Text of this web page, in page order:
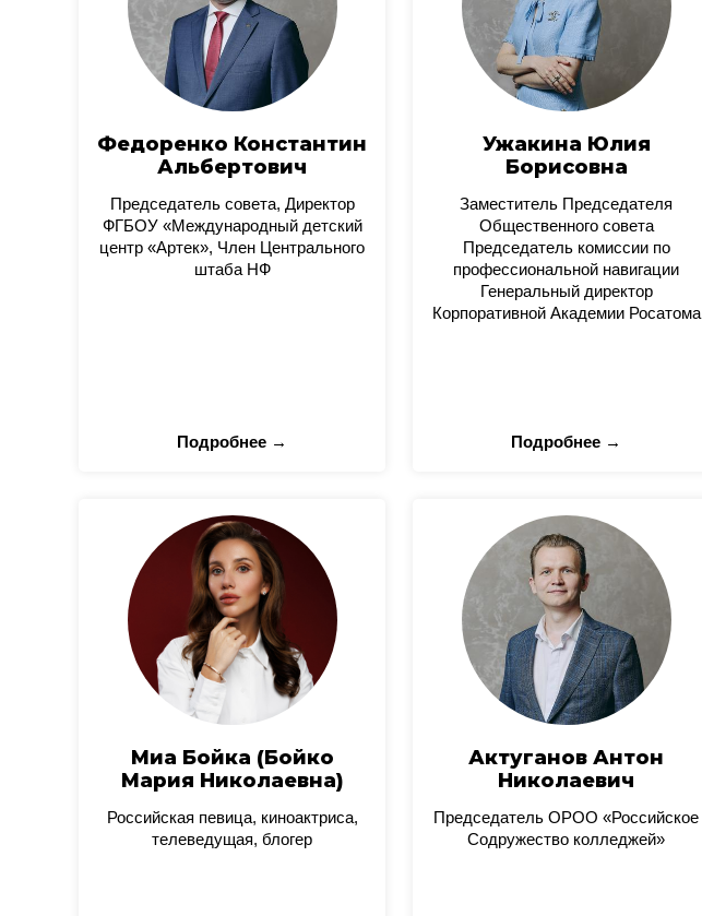
Федоренко Константин
Альбертович
Председатель совета, Директор
ФГБОУ «Международный детский
центр «Артек», Член Центрального
штаба НФ
Подробнее →
Ужакина Юлия
Борисовна
Заместитель Председателя
Общественного совета
Председатель комиссии по
профессиональной навигации
Генеральный директор
Корпоративной Академии Росатома
Подробнее →
Миа Бойка (Бойко
Мария Николаевна)
Российская певица, киноактриса,
телеведущая, блогер
Актуганов Антон
Николаевич
Председатель ОРОО «Российское
Содружество колледжей»